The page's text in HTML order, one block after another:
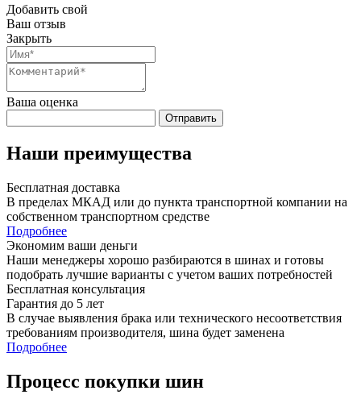
Добавить свой
Ваш отзыв
Закрыть
Ваша оценка
Отправить
Наши преимущества
Бесплатная доставка
В пределах МКАД или до пункта транспортной компании на
собственном транспортном средстве
Подробнее
Экономим ваши деньги
Наши менеджеры хорошо разбираются в шинах и готовы
подобрать лучшие варианты с учетом ваших потребностей
Бесплатная консультация
Гарантия до 5 лет
В случае выявления брака или технического несоответствия
требованиям производителя, шина будет заменена
Подробнее
Процесс покупки шин